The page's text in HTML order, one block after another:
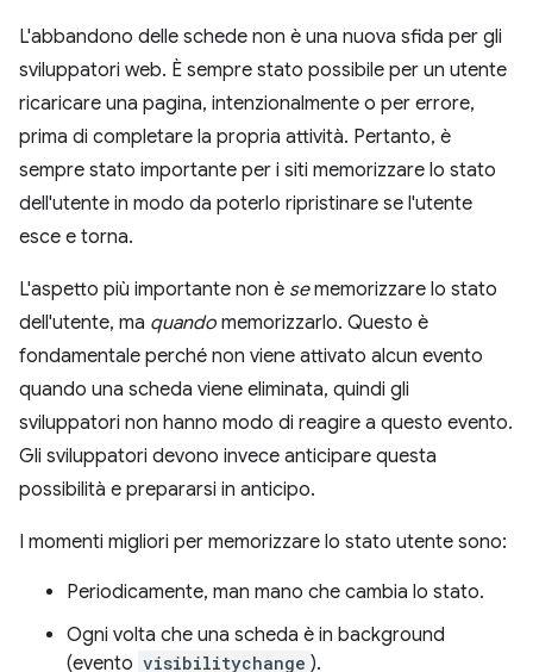
L'abbandono delle schede non è una nuova sfida per gli
sviluppatori web. È sempre stato possibile per un utente
ricaricare una pagina, intenzionalmente o per errore,
prima di completare la propria attività. Pertanto, è
sempre stato importante per i siti memorizzare lo stato
dell'utente in modo da poterlo ripristinare se l'utente
esce e torna.
L'aspetto più importante non è sememorizzare lo stato
dell'utente, ma quando memorizzarlo. Questo è
fondamentale perché non viene attivato alcun evento
quando una scheda viene eliminata, quindi gli
sviluppatori non hanno modo di reagire a questo evento.
Gli sviluppatori devono invece anticipare questa
possibilità e prepararsi in anticipo.
I momenti migliori per memorizzare lo stato utente sono:
Periodicamente, man mano che cambia lo stato.
Ogni volta che una scheda è in background
(evento visibilitychange ).